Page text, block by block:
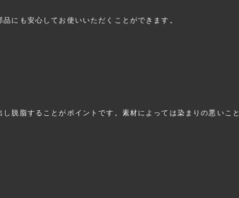
にも安心してお使いいただくことができます。
脱脂することがポイントです。素材によっては染まりの悪いこと